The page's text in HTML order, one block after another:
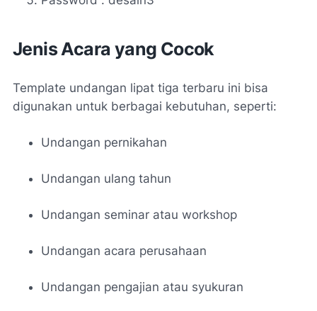
Jenis Acara yang Cocok
Template undangan lipat tiga terbaru ini bisa
digunakan untuk berbagai kebutuhan, seperti:
Undangan pernikahan
Undangan ulang tahun
Undangan seminar atau workshop
Undangan acara perusahaan
Undangan pengajian atau syukuran